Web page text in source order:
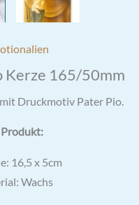
Kerze 165/50mm
Druckmotiv Pater Pio.
16,5 x 5cm
Wachs